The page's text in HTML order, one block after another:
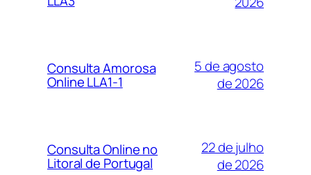
Consulta Amorosa
Online LLA1-1
5 de agosto
de 2026
Consulta Online no
Litoral de Portugal
22 de julho
de 2026